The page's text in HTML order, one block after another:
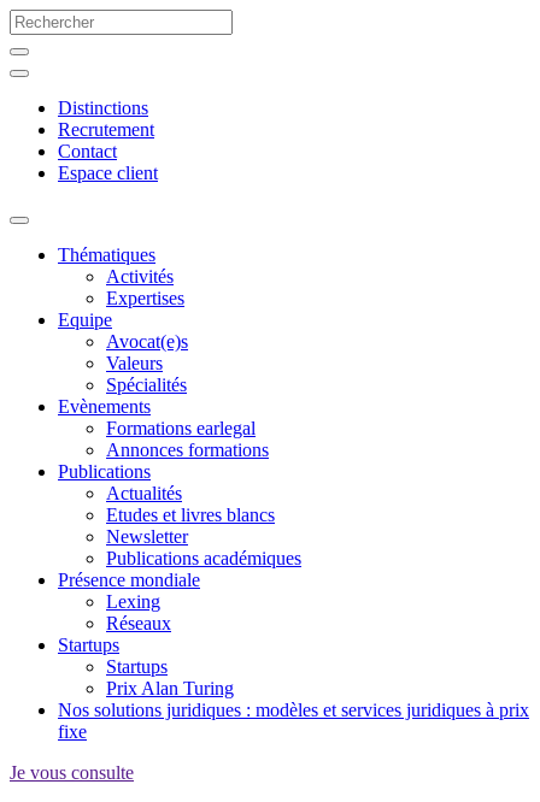
Distinctions
Recrutement
Contact
Espace client
Thématiques
Activités
Expertises
Equipe
Avocat(e)s
Valeurs
Spécialités
Evènements
Formations earlegal
Annonces formations
Publications
Actualités
Etudes et livres blancs
Newsletter
Publications académiques
Présence mondiale
Lexing
Réseaux
Startups
Startups
Prix Alan Turing
Nos solutions juridiques : modèles et services juridiques à prix
fixe
Je vous consulte